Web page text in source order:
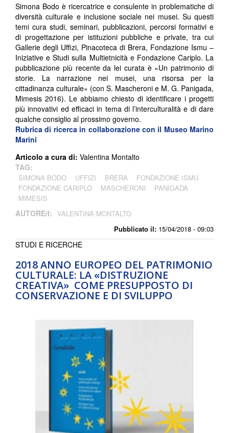
Pubblicato il: 15/04/2018 - 09:03
Simona Bodo è ricercatrice e consulente in problematiche di
diversità culturale e inclusione sociale nei musei. Su questi
temi cura studi, seminari, pubblicazioni, percorsi formativi e
di progettazione per istituzioni pubbliche e private, tra cui
Gallerie degli Uffizi, Pinacoteca di Brera, Fondazione Ismu –
Iniziative e Studi sulla Multietnicità e Fondazione Cariplo. La
pubblicazione più recente da lei curata è «Un patrimonio di
storie. La narrazione nei musei, una risorsa per la
cittadinanza culturale» (con S. Mascheroni e M. G. Panigada,
Mimesis 2016). Le abbiamo chiesto di identificare i progetti
più innovativi ed efficaci in tema di l’interculturalità e di dare
qualche consiglio al prossimo governo.
Rubrica di ricerca in collaborazione con il Museo Marino
Marini
Articolo a cura di: Valentina Montalto
TAG:
SIMONA BODO UFFIZI BRERA
FONDAZIONE ISMU
FONDAZIONE CARIPLO
MASCHERONI
PANIGADA
MIMESIS
AUTORE/I: VALENTINA MONTALTO
2018 ANNO EUROPEO DEL PATRIMONIO
CULTURALE: LA «DISTRUZIONE
CREATIVA» COME PRESUPPOSTO DI
CONSERVAZIONE E DI SVILUPPO
STUDI E RICERCHE